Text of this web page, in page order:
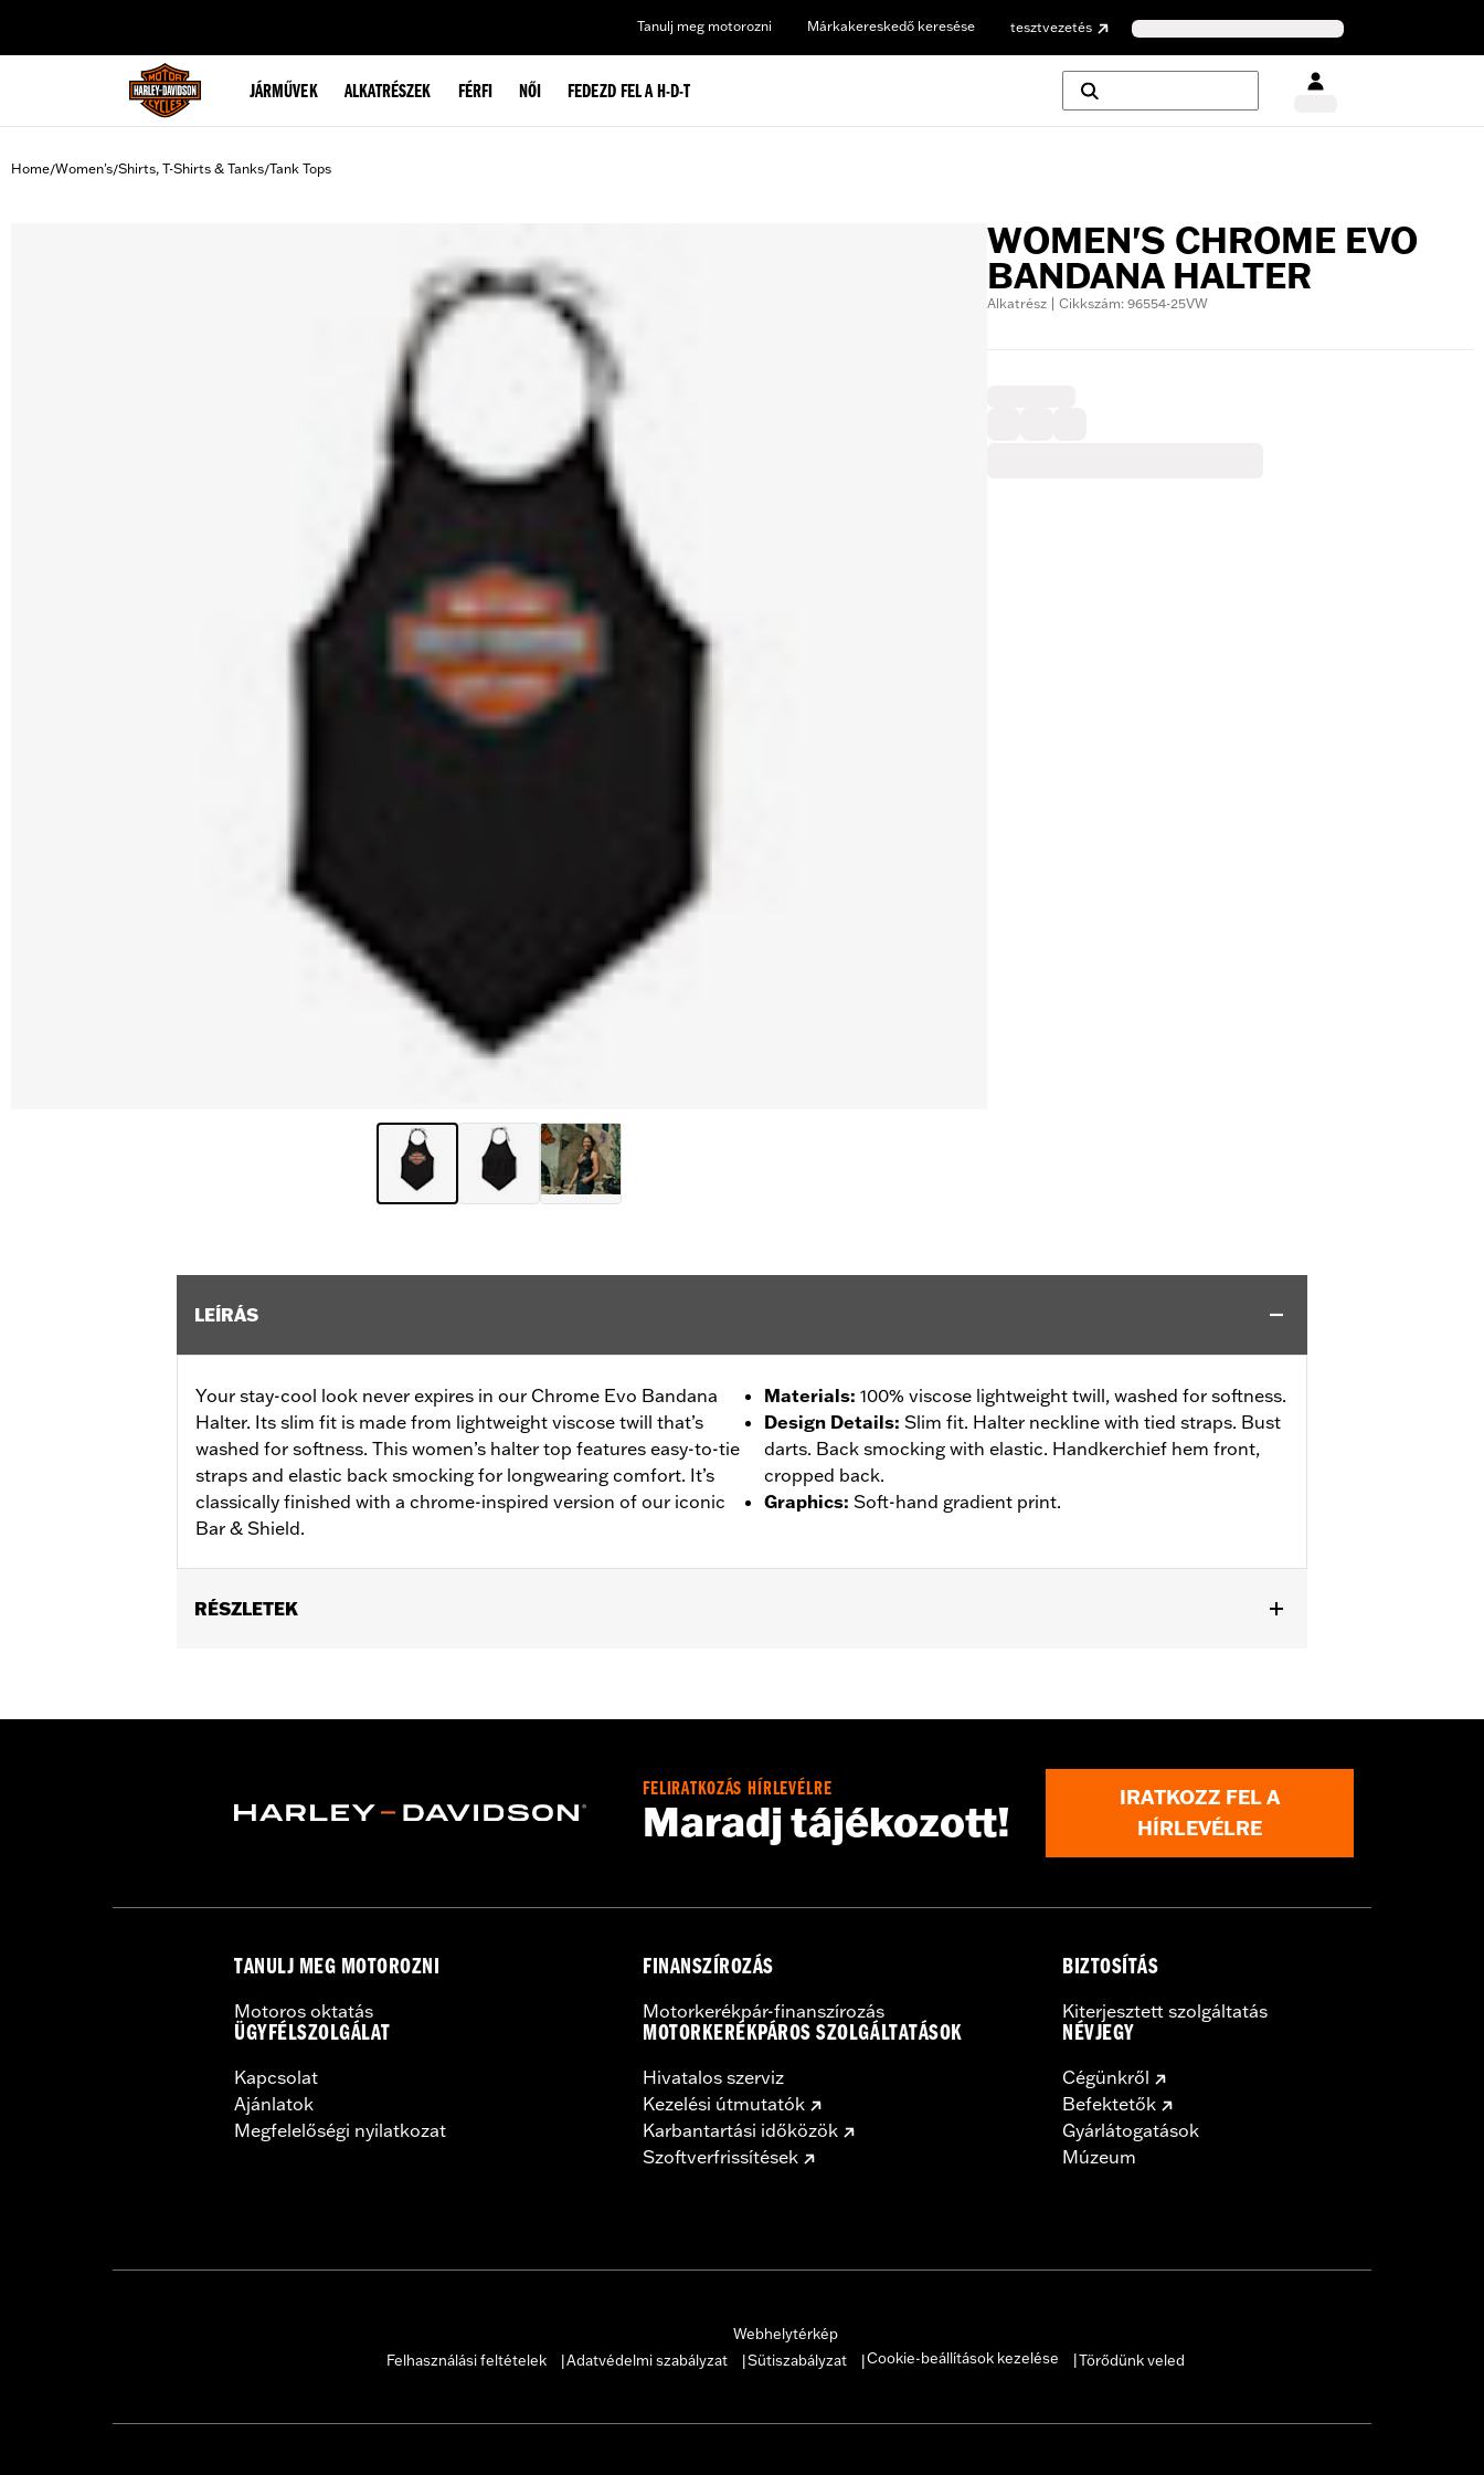
Tanulj meg motorozni Márkakereskedő keresése tesztvezetés
JÁRMŰVEK ALKATRÉSZEK FÉRFI NŐI FEDEZD FEL A H-D-T
Home/Women's/Shirts, T-Shirts & Tanks/Tank Tops
WOMEN'S CHROME EVO
BANDANA HALTER
Alkatrész | Cikkszám: 96554-25VW
LEÍRÁS
Your stay-cool look never expires in our Chrome Evo Bandana
Halter. Its slim fit is made from lightweight viscose twill that’s
washed for softness. This women’s halter top features easy-to-tie
straps and elastic back smocking for longwearing comfort. It’s
classically finished with a chrome-inspired version of our iconic
Bar & Shield.
Materials: 100% viscose lightweight twill, washed for softness.
Design Details: Slim fit. Halter neckline with tied straps. Bust
darts. Back smocking with elastic. Handkerchief hem front,
cropped back.
Graphics: Soft-hand gradient print.
RÉSZLETEK
Origin:Imported
FELIRATKOZÁS HÍRLEVÉLRE
Maradj tájékozott!
IRATKOZZ FEL A
HÍRLEVÉLRE
TANULJ MEG MOTOROZNI
Motoros oktatás
ÜGYFÉLSZOLGÁLAT
Kapcsolat
Ajánlatok
Megfelelőségi nyilatkozat
FINANSZÍROZÁS
Motorkerékpár-finanszírozás
MOTORKERÉKPÁROS SZOLGÁLTATÁSOK
Hivatalos szerviz
Kezelési útmutatók
Karbantartási időközök
Szoftverfrissítések
BIZTOSÍTÁS
Kiterjesztett szolgáltatás
NÉVJEGY
Cégünkről
Befektetők
Gyárlátogatások
Múzeum
Webhelytérkép
Felhasználási feltételek
Adatvédelmi szabályzat Sütiszabályzat Cookie-beállítások kezelése Törődünk veled